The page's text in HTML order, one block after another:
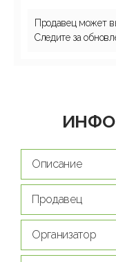
Продавец может
Следите за
Описание
Продавец
Организатор